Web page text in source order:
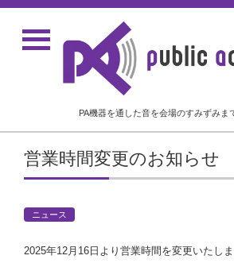
PA機器を通した音を会場のすみずみま
営業時間変更のお知らせ
ニュース
2025年12月16日より営業時間を変更いたしま